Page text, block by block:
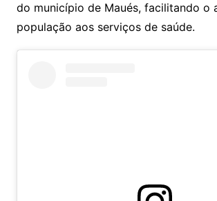
do município de Maués, facilitando o
população aos serviços de saúde.